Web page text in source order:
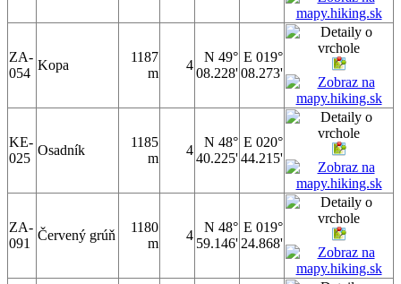
ZA-
054
Kopa
1187
m
4
N 49°
08.228'
E 019°
08.273'
KE-
025
Osadník
1185
m
4
N 48°
40.225'
E 020°
44.215'
ZA-
091
Červený grúň
1180
m
4
N 48°
59.146'
E 019°
24.868'